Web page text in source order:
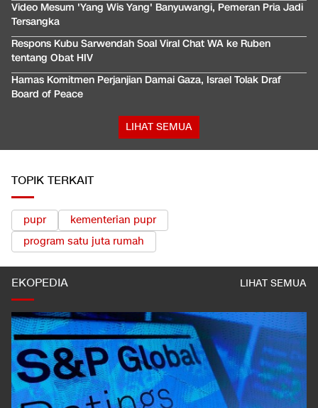
Video Mesum 'Yang Wis Yang' Banyuwangi, Pemeran Pria Jadi
Tersangka
Respons Kubu Sarwendah Soal Viral Chat WA ke Ruben
tentang Obat HIV
Hamas Komitmen Perjanjian Damai Gaza, Israel Tolak Draf
Board of Peace
LIHAT SEMUA
TOPIK TERKAIT
pupr
kementerian pupr
program satu juta rumah
EKOPEDIA LIHAT SEMUA